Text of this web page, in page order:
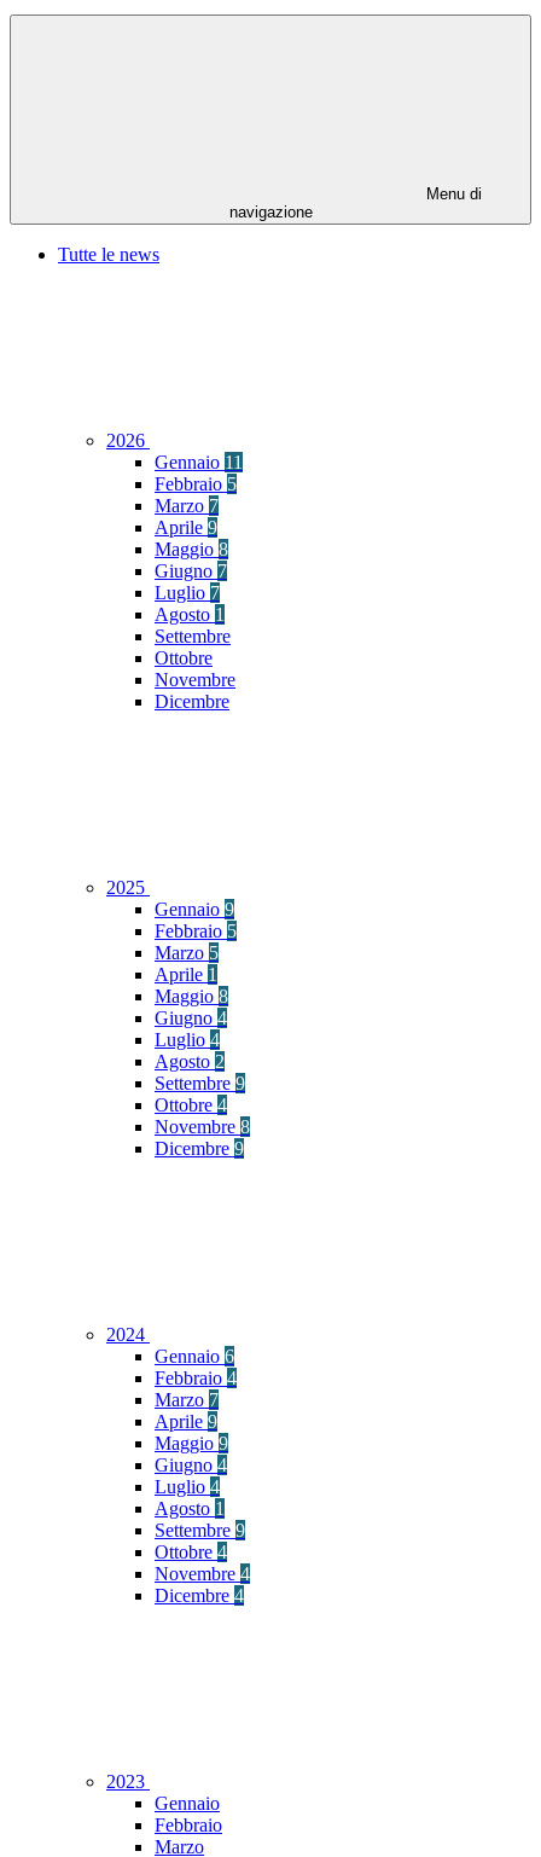
Menu di
navigazione
Tutte le news
2026
Gennaio 11
Febbraio 5
Marzo 7
Aprile 9
Maggio 8
Giugno 7
Luglio 7
Agosto 1
Settembre
Ottobre
Novembre
Dicembre
2025
Gennaio 9
Febbraio 5
Marzo 5
Aprile 1
Maggio 8
Giugno 4
Luglio 4
Agosto 2
Settembre 9
Ottobre 4
Novembre 8
Dicembre 9
2024
Gennaio 6
Febbraio 4
Marzo 7
Aprile 9
Maggio 9
Giugno 4
Luglio 4
Agosto 1
Settembre 9
Ottobre 4
Novembre 4
Dicembre 4
2023
Gennaio
Febbraio
Marzo